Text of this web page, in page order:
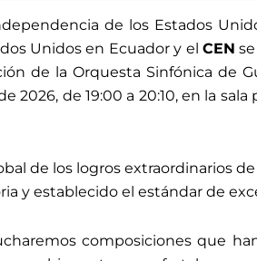
de los Estados
Unidos en Ecuador y el CEN
de la Orquesta Sinfónica de
de 19:00 a 20:10, en la
de los logros extraordinarios
y establecido el estándar de
composiciones que